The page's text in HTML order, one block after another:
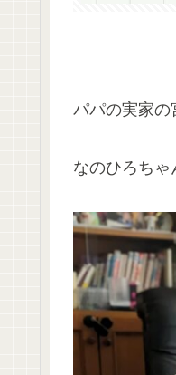
パパの実家の
なのひろちゃ